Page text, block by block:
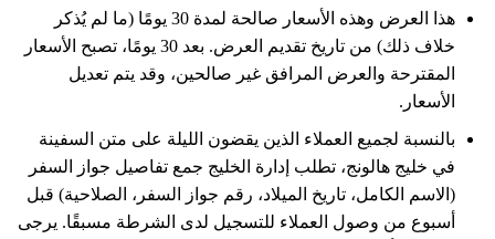
هذا العرض وهذه الأسعار صالحة لمدة 30 يومًا (ما لم يُذكر
خلاف ذلك) من تاريخ تقديم العرض. بعد 30 يومًا، تصبح الأسعار
المقترحة والعرض المرافق غير صالحين، وقد يتم تعديل
الأسعار.
بالنسبة لجميع العملاء الذين يقضون الليلة على متن السفينة
في خليج هالونج، تطلب إدارة الخليج جمع تفاصيل جواز السفر
(الاسم الكامل، تاريخ الميلاد، رقم جواز السفر، الصلاحية) قبل
أسبوع من وصول العملاء للتسجيل لدى الشرطة مسبقًا. يرجى